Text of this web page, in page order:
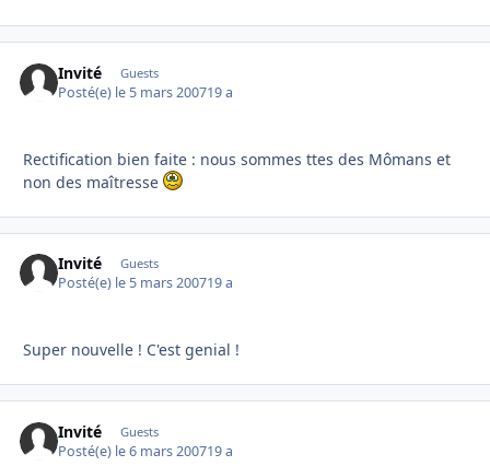
Invité Guests
Posté(e) le 5 mars 200719 a
Rectification bien faite : nous sommes ttes des Mômans et
non des maîtresse
Invité Guests
Posté(e) le 5 mars 200719 a
Super nouvelle ! C'est genial !
Invité Guests
Posté(e) le 6 mars 200719 a